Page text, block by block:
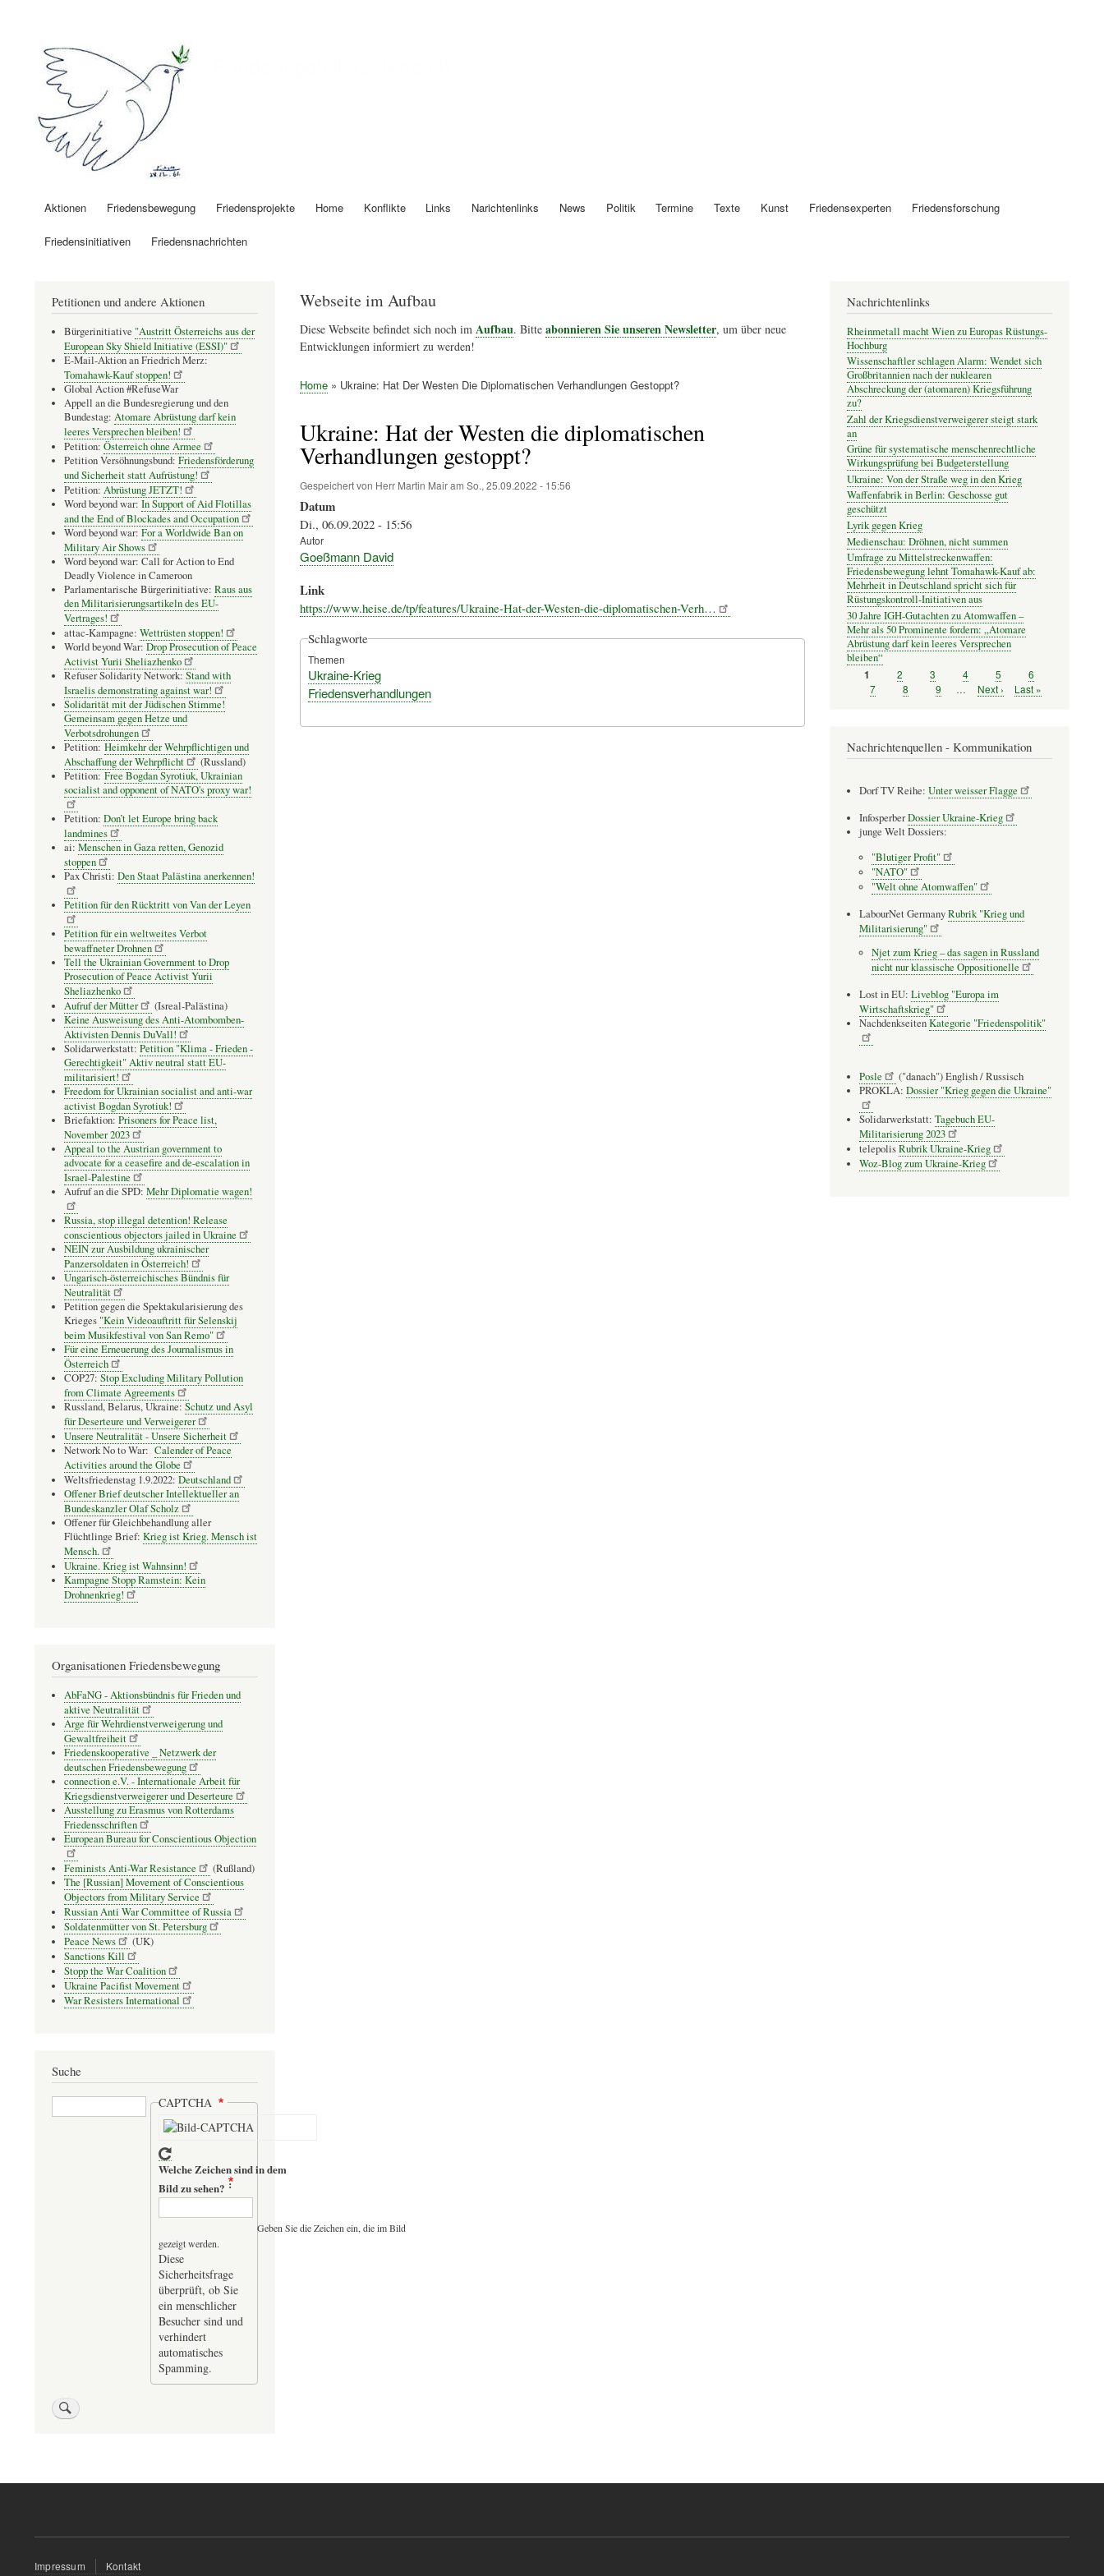
Hauptnavigation
Aktionen Friedensbewegung Friedensprojekte Home Konflikte Links Narichtenlinks News Politik Termine Texte Kunst Friedensexperten Friedensforschung
Friedensinitiativen Friedensnachrichten
Webseite im Aufbau
Diese Webseite befindet sich noch im Aufbau. Bitte abonnieren Sie unseren Newsletter, um über neue
Entwicklungen informiert zu werden!
Home Ukraine: Hat Der Westen Die Diplomatischen Verhandlungen Gestoppt?
Ukraine: Hat der Westen die diplomatischen
Verhandlungen gestoppt?
Gespeichert von Herr Martin Mairam So., 25.09.2022 - 15:56
Datum
Di., 06.09.2022 - 15:56
Autor
Goeßmann David
Link
https://www.heise.de/tp/features/Ukraine-Hat-der-Westen-die-diplomatischen-Verh…
Schlagworte
Themen
Ukraine-Krieg
Friedensverhandlungen
Petitionen und andere Aktionen
Bürgerinitiative "Austritt Österreichs aus der
European Sky Shield Initiative (ESSI)"
E-Mail-Aktion an Friedrich Merz:
Tomahawk-Kauf stoppen!
Global Action #RefuseWar
Appell an die Bundesregierung und den
Bundestag: Atomare Abrüstung darf kein
leeres Versprechen bleiben!
Petition: Österreich ohne Armee
Petition Versöhnungsbund: Friedensförderung
und Sicherheit statt Aufrüstung!
Petition: Abrüstung JETZT!
Word beyond war: In Support of Aid Flotillas
and the End of Blockades and Occupation
Word beyond war: For a Worldwide Ban on
Military Air Shows
Word beyond war: Call for Action to End
Deadly Violence in Cameroon
Parlamentarische Bürgerinitiative: Raus aus
den Militarisierungsartikeln des EU-
Vertrages!
attac-Kampagne: Wettrüsten stoppen!
World beyond War: Drop Prosecution of Peace
Activist Yurii Sheliazhenko
Refuser Solidarity Network: Stand with
Israelis demonstrating against war!
Solidarität mit der Jüdischen Stimme!
Gemeinsam gegen Hetze und
Verbotsdrohungen
Petition: Heimkehr der Wehrpflichtigen und
Abschaffung der Wehrpflicht
(Russland)
Petition: Free Bogdan Syrotiuk, Ukrainian
socialist and opponent of NATO's proxy war!
Petition: Don’t let Europe bring back
landmines
ai: Menschen in Gaza retten, Genozid
stoppen
Pax Christi: Den Staat Palästina anerkennen!
Petition für den Rücktritt von Van der Leyen
Petition für ein weltweites Verbot
bewaffneter Drohnen
Tell the Ukrainian Government to Drop
Prosecution of Peace Activist Yurii
Sheliazhenko
Aufruf der Mütter
(Isreal-Palästina)
Keine Ausweisung des Anti-Atombomben-
Aktivisten Dennis DuVall!
Solidarwerkstatt: Petition "Klima - Frieden -
Gerechtigkeit" Aktiv neutral statt EU-
militarisiert!
Freedom for Ukrainian socialist and anti-war
activist Bogdan Syrotiuk!
Briefaktion: Prisoners for Peace list,
November 2023
Appeal to the Austrian government to
advocate for a ceasefire and de-escalation in
Israel-Palestine
Aufruf an die SPD: Mehr Diplomatie wagen!
Russia, stop illegal detention! Release
conscientious objectors jailed in Ukraine
NEIN zur Ausbildung ukrainischer
Panzersoldaten in Österreich!
Ungarisch-österreichisches Bündnis für
Neutralität
Petition gegen die Spektakularisierung des
Krieges "Kein Videoauftritt für Selenskij
beim Musikfestival von San Remo"
Für eine Erneuerung des Journalismus in
Österreich
COP27: Stop Excluding Military Pollution
from Climate Agreements
Russland, Belarus, Ukraine: Schutz und Asyl
für Deserteure und Verweigerer
Unsere Neutralität - Unsere Sicherheit
Network No to War: Calender of Peace
Activities around the Globe
Weltsfriedenstag 1.9.2022: Deutschland
Offener Brief deutscher Intellektueller an
Bundeskanzler Olaf Scholz
Offener für Gleichbehandlung aller
Flüchtlinge Brief: Krieg ist Krieg. Mensch ist
Mensch.
Ukraine. Krieg ist Wahnsinn!
Kampagne Stopp Ramstein: Kein
Drohnenkrieg!
Organisationen Friedensbewegung
AbFaNG - Aktionsbündnis für Frieden und
aktive Neutralität
Arge für Wehrdienstverweigerung und
Gewaltfreiheit
Friedenskooperative _ Netzwerk der
deutschen Friedensbewegung
connection e.V. - Inter­na­tio­nale Arbeit für
Kriegs­dienst­ver­wei­gerer und Deser­teure
Ausstellung zu Erasmus von Rotterdams
Friedensschriften
European Bureau for Conscientious Objection
Feminists Anti-War Resistance
(Rußland)
The [Russian] Movement of Conscientious
Objectors from Military Service
Russian Anti War Committee of Russia
Soldatenmütter von St. Petersburg
Peace News
(UK)
Sanctions Kill
Stopp the War Coalition
Ukraine Pacifist Movement
War Resisters International
Suche
Suche CAPTCHA
Welche Zeichen sind in dem
Bild zu sehen?
Geben Sie die Zeichen ein, die im Bild
gezeigt werden.
Diese
Sicherheitsfrage
überprüft, ob Sie
ein menschlicher
Besucher sind und
verhindert
automatisches
Spamming.
Nachrichtenlinks
Rheinmetall macht Wien zu Europas Rüstungs-
Hochburg
Wissenschaftler schlagen Alarm: Wendet sich
Großbritannien nach der nuklearen
Abschreckung der (atomaren) Kriegsführung
zu?
Zahl der Kriegsdienstverweigerer steigt stark
an
Grüne für systematische menschenrechtliche
Wirkungsprüfung bei Budgeterstellung
Ukraine: Von der Straße weg in den Krieg
Waffenfabrik in Berlin: Geschosse gut
geschützt
Lyrik gegen Krieg
Medienschau: Dröhnen, nicht summen
Umfrage zu Mittelstreckenwaffen:
Friedensbewegung lehnt Tomahawk-Kauf ab:
Mehrheit in Deutschland spricht sich für
Rüstungskontroll-Initiativen aus
30 Jahre IGH-Gutachten zu Atomwaffen –
Mehr als 50 Prominente fordern: „Atomare
Abrüstung darf kein leeres Versprechen
bleiben“
Seitennummerierung
Seite
1 Seite
2 Seite
3 Seite
4 Seite
5 Seite
6
Seite
7 Seite
8 Seite
9 …
Nächste
Next ›
Letzte
Last »
Nachrichtenquellen - Kommunikation
Dorf TV Reihe: Unter weisser Flagge
InfosperberDossier Ukraine-Krieg
junge Welt Dossiers:
"Blutiger Profit"
"NATO"
"Welt ohne Atomwaffen"
LabourNet GermanyRubrik "Krieg und
Militarisierung"
Njet zum Krieg – das sagen in Russland
nicht nur klassische Oppositionelle
Lost in EU: Liveblog "Europa im
Wirtschaftskrieg"
NachdenkseitenKategorie "Friedenspolitik"
Posle
("danach") English / Russisch
PROKLA: Dossier "Krieg gegen die Ukraine"
Solidarwerkstatt: Tagebuch EU-
Militarisierung 2023
telepolisRubrik Ukraine-Krieg
Woz-Blog zum Ukraine-Krieg
Fußzeilenmenü
Impressum Kontakt